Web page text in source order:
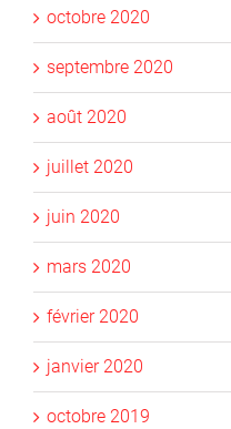
octobre 2020
septembre 2020
août 2020
juillet 2020
juin 2020
mars 2020
février 2020
janvier 2020
octobre 2019